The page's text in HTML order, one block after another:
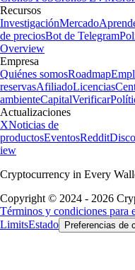
Recursos
InvestigaciónMercado
de preciosBot de Telegram
Overview
Empresa
Quiénes somosRoadmap
reservasAfiliadoLicencias
ambienteCapitalVerificar
Actualizaciones
XNoticias de
productosEventosReddit
iew
Cryptocurrency in Every
Copyright © 2024 - 2026
Términos y condiciones para
LimitsEstado Preferencias de